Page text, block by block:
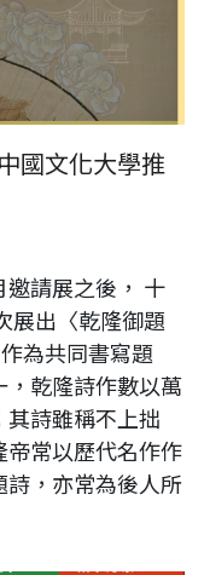
國文化大學推
請展之後， 十
展出〈乾隆御題
為共同書寫題
乾隆詩作數以萬
詩雖稱不上拙
常以歷代名作作
，亦常為後人所